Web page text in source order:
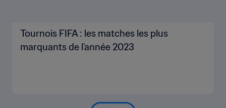
Tournois FIFA : les matches les plus
marquants de l'année 2023